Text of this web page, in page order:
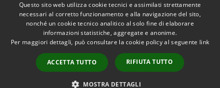
RSS
Accessibilità
Cookie
Mappa del sito
Intranet
Copyright © 2026 • Comune di
Cerreto d'Esi • Powered by
Municipium•Accesso
redazione
Questo sito web utilizza cookie tecnici e assimilati strettamente
necessari al corretto funzionamento e alla navigazione del sito,
nonché un cookie tecnico analitico al solo fine di elaborare
informazioni statistiche, aggregate e anonime.
Per maggiori dettagli, può consultare la cookie policy al seguente link
ACCETTA TUTTO RIFIUTA TUTTO
MOSTRA DETTAGLI